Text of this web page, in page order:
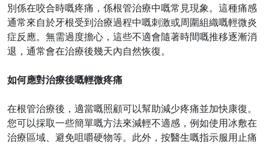
別係在咬合時嘅疼痛，係根管治療中嘅常見現象。這種痛感
通常來自於牙根受到治療過程中嘅刺激或周圍組織嘅輕微炎
症反應。無需過度擔心，這些不適會隨著時間嘅推移逐漸消
退，通常會在治療後幾天內自然恢復。
如何應對治療後嘅輕微疼痛
在根管治療後，適當嘅照顧可以幫助減少疼痛並加快康復。
您可以採取一些簡單嘅方法來減輕不適感，例如使用冰敷在
治療區域、避免咀嚼硬物等。此外，按醫生嘅指示服用止痛